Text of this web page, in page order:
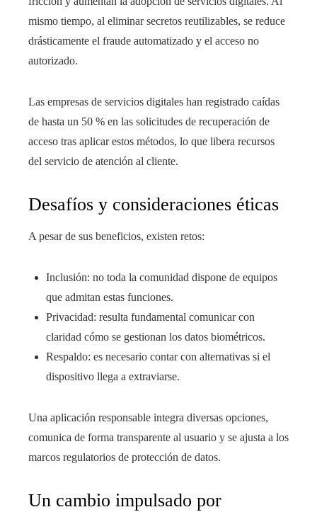
mismo tiempo, al eliminar secretos reutilizables, se reduce
drásticamente el fraude automatizado y el acceso no
autorizado.
Las empresas de servicios digitales han registrado caídas
de hasta un 50 % en las solicitudes de recuperación de
acceso tras aplicar estos métodos, lo que libera recursos
del servicio de atención al cliente.
Desafíos y consideraciones éticas
A pesar de sus beneficios, existen retos:
Inclusión: no toda la comunidad dispone de equipos
que admitan estas funciones.
Privacidad: resulta fundamental comunicar con
claridad cómo se gestionan los datos biométricos.
Respaldo: es necesario contar con alternativas si el
dispositivo llega a extraviarse.
Una aplicación responsable integra diversas opciones,
comunica de forma transparente al usuario y se ajusta a los
marcos regulatorios de protección de datos.
Un cambio impulsado por